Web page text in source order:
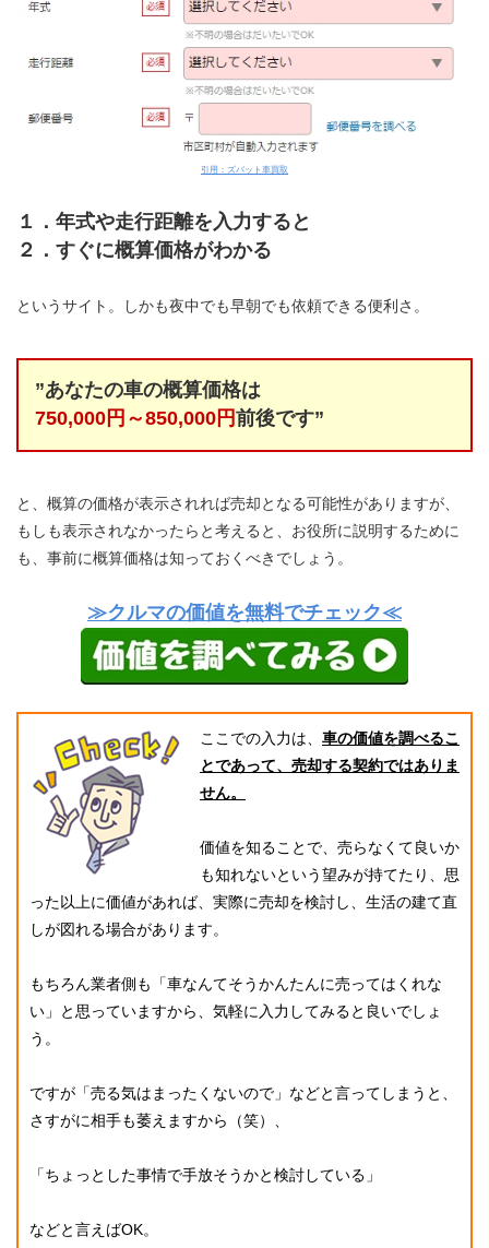
引用：ズバット車買取
１．年式や走行距離を入力すると
２．すぐに概算価格がわかる
というサイト。しかも夜中でも早朝でも依頼できる便利さ。
”あなたの車の概算価格は
750,000円～850,000円前後です”
と、概算の価格が表示されれば売却となる可能性がありますが、
もしも表示されなかったらと考えると、お役所に説明するために
も、事前に概算価格は知っておくべきでしょう。
≫クルマの価値を無料でチェック≪
ここでの入力は、 車の価値を調べるこ
とであって、売却する契約ではありま
せん。
価値を知ることで、売らなくて良いか
も知れないという望みが持てたり、思
った以上に価値があれば、実際に売却を検討し、生活の建て直
しが図れる場合があります。
もちろん業者側も「車なんてそうかんたんに売ってはくれな
い」と思っていますから、気軽に入力してみると良いでしょ
う。
ですが「売る気はまったくないので」などと言ってしまうと、
さすがに相手も萎えますから（笑）、
「ちょっとした事情で手放そうかと検討している」
などと言えばOK。